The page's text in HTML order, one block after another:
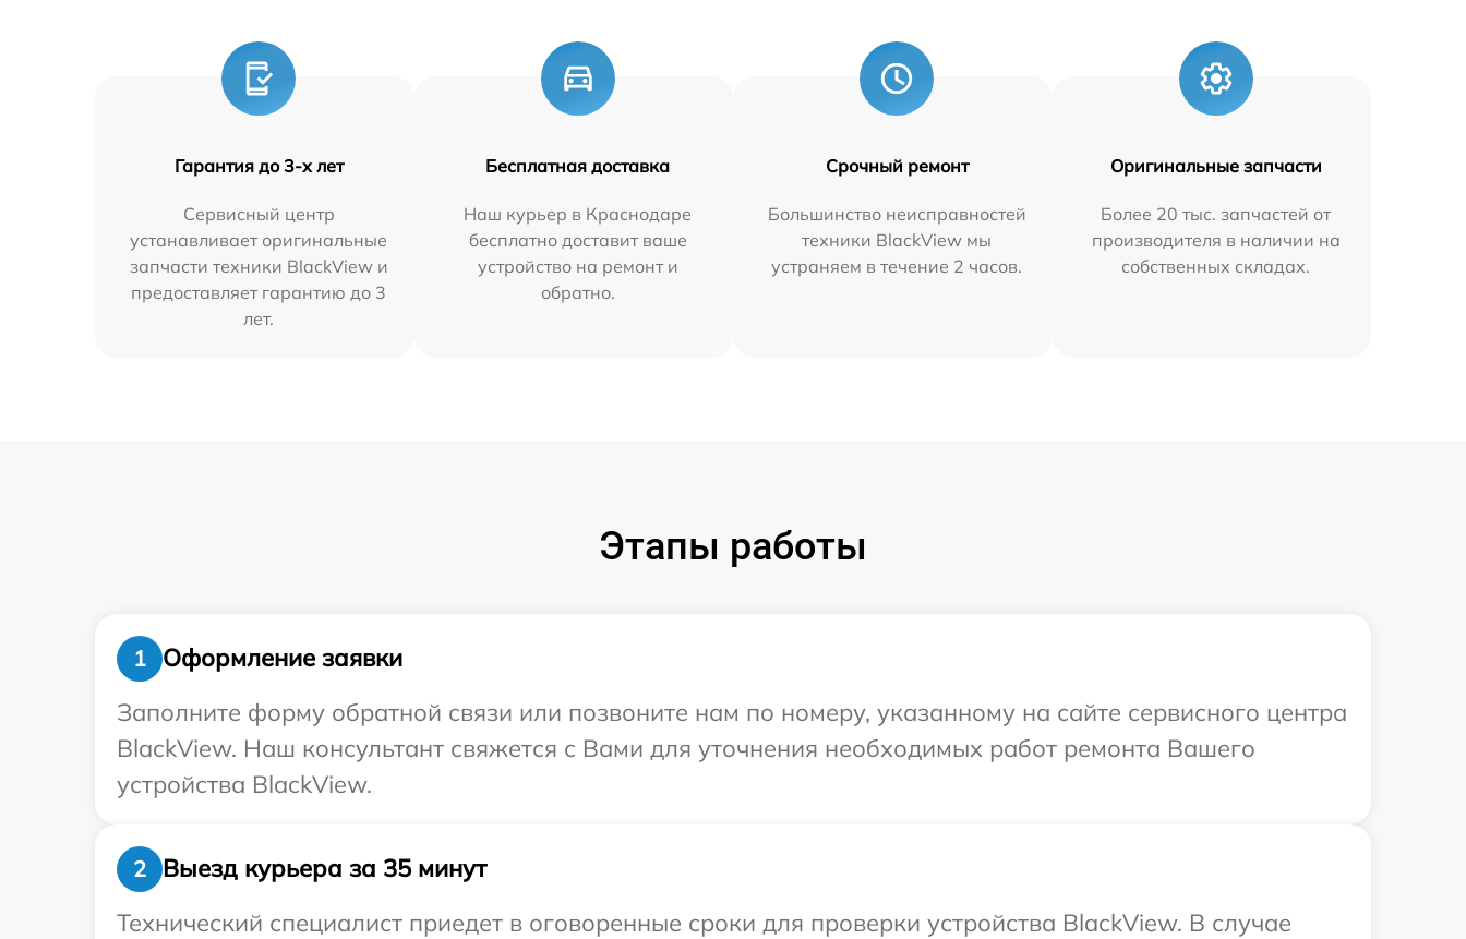
Гарантия до 3-х лет
Сервисный центр
устанавливает оригинальные
запчасти техники BlackView и
предоставляет гарантию до 3
лет.
Бесплатная доставка
Наш курьер в Краснодаре
бесплатно доставит ваше
устройство на ремонт и
обратно.
Срочный ремонт
Большинство неисправностей
техники BlackView мы
устраняем в течение 2 часов.
Оригинальные запчасти
Более 20 тыс. запчастей от
производителя в наличии на
собственных складах.
Этапы работы
1
Оформление заявки
Заполните форму обратной связи или позвоните нам по номеру, указанному на сайте сервисного центра
BlackView. Наш консультант свяжется с Вами для уточнения необходимых работ ремонта Вашего
устройства BlackView.
2
Выезд курьера за 35 минут
Технический специалист приедет в оговоренные сроки для проверки устройства BlackView. В случае